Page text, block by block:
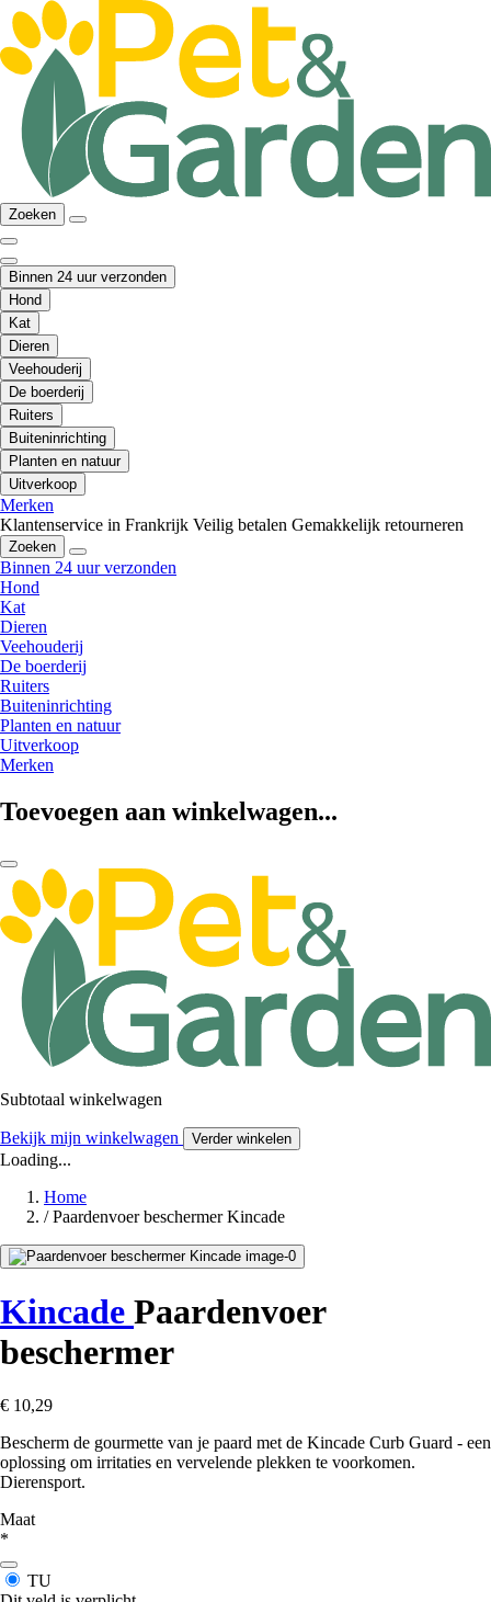
Zoeken
Binnen 24 uur verzonden
Hond
Kat
Dieren
Veehouderij
De boerderij
Ruiters
Buiteninrichting
Planten en natuur
Uitverkoop
Merken
Klantenservice in Frankrijk Veilig betalen Gemakkelijk retourneren
Zoeken
Binnen 24 uur verzonden
Hond
Kat
Dieren
Veehouderij
De boerderij
Ruiters
Buiteninrichting
Planten en natuur
Uitverkoop
Merken
Toevoegen aan winkelwagen...
Subtotaal winkelwagen
Bekijk mijn winkelwagen Verder winkelen
Loading...
Home
/ Paardenvoer beschermer Kincade
Kincade Paardenvoer
beschermer
€ 10,29
Bescherm de gourmette van je paard met de Kincade Curb Guard - een
oplossing om irritaties en vervelende plekken te voorkomen.
Dierensport.
Maat
*
TU